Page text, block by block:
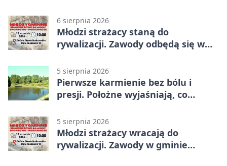
6 sierpnia 2026
Młodzi strażacy staną do
rywalizacji. Zawody odbędą się w
5 sierpnia 2026
Pierwsze karmienie bez bólu i
presji. Położne wyjaśniają, co
5 sierpnia 2026
Młodzi strażacy wracają do
rywalizacji. Zawody w gminie